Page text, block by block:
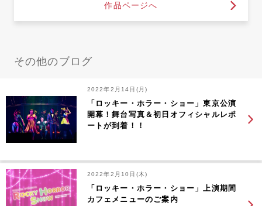
作品ページへ
その他のブログ
2022年2月14日(月)
「ロッキー・ホラー・ショー」東京公演
開幕！舞台写真＆初日オフィシャルレポ
ートが到着！！
2022年2月10日(木)
「ロッキー・ホラー・ショー」上演期間
カフェメニューのご案内